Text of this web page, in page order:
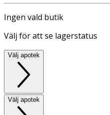
Ingen vald butik
Välj för att se lagerstatus
Välj apotek
Välj apotek